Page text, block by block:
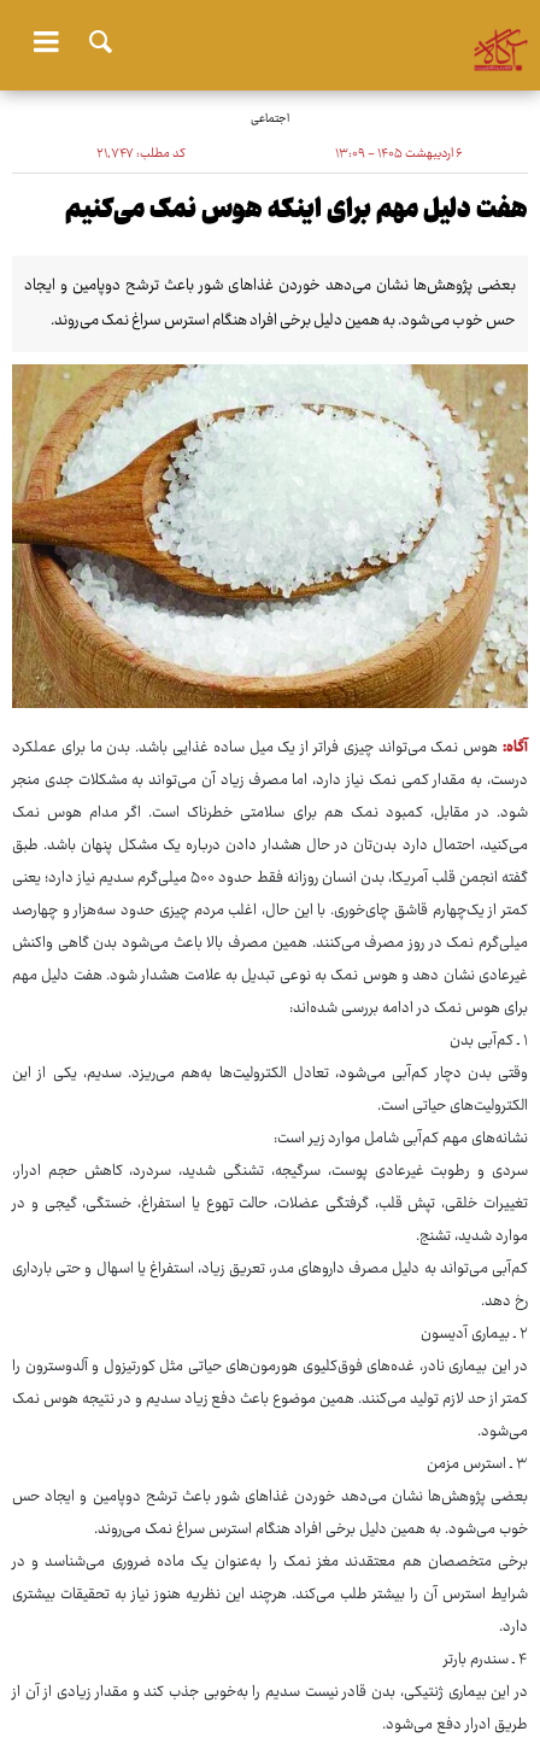
اجتماعی
۶ اردیبهشت ۱۴۰۵ - ۱۳:۰۹ کد مطلب:۲۱٬۷۴۷
هفت دلیل مهم برای اینکه هوس نمک می‌کنیم
بعضی پژوهش‌ها نشان می‌دهد خوردن غذاهای شور باعث ترشح دوپامین و ایجاد
حس خوب می‌شود. به همین دلیل برخی افراد هنگام استرس سراغ نمک می‌روند.
آگاه: هوس نمک می‌تواند چیزی فراتر از یک میل ساده غذایی باشد. بدن ما برای عملکرد
درست، به مقدار کمی نمک نیاز دارد، اما مصرف زیاد آن می‌تواند به مشکلات جدی منجر
شود. در مقابل، کمبود نمک هم برای سلامتی خطرناک است. اگر مدام هوس نمک
می‌کنید، احتمال دارد بدن‌تان در حال هشدار دادن درباره یک مشکل پنهان باشد. طبق
گفته انجمن قلب آمریکا، بدن انسان روزانه فقط حدود ۵۰۰ میلی‌گرم سدیم نیاز دارد؛ یعنی
کمتر از یک‌چهارم قاشق چای‌خوری. با این حال، اغلب مردم چیزی حدود سه‌هزار و چهارصد
میلی‌گرم نمک در روز مصرف می‌کنند. همین مصرف بالا باعث می‌شود بدن گاهی واکنش
غیرعادی نشان دهد و هوس نمک به نوعی تبدیل به علامت هشدار شود. هفت دلیل مهم
برای هوس نمک در ادامه بررسی شده‌اند:
۱ ـ کم‌آبی بدن
وقتی بدن دچار کم‌آبی می‌شود، تعادل الکترولیت‌ها به‌هم می‌ریزد. سدیم، یکی از این
الکترولیت‌های حیاتی است.
نشانه‌های مهم کم‌آبی شامل موارد زیر است:
سردی و رطوبت غیرعادی پوست، سرگیجه، تشنگی شدید، سردرد، کاهش حجم ادرار،
تغییرات خلقی، تپش قلب، گرفتگی عضلات، حالت تهوع یا استفراغ، خستگی، گیجی و در
موارد شدید، تشنج.
کم‌آبی می‌تواند به دلیل مصرف داروهای مدر، تعریق زیاد، استفراغ یا اسهال و حتی بارداری
رخ دهد.
۲ ـ بیماری آدیسون
در این بیماری نادر، غده‌های فوق‌کلیوی هورمون‌های حیاتی مثل کورتیزول و آلدوسترون را
کمتر از حد لازم تولید می‌کنند. همین موضوع باعث دفع زیاد سدیم و در نتیجه هوس نمک
می‌شود.
۳ ـ استرس مزمن
بعضی پژوهش‌ها نشان می‌دهد خوردن غذاهای شور باعث ترشح دوپامین و ایجاد حس
خوب می‌شود. به همین دلیل برخی افراد هنگام استرس سراغ نمک می‌روند.
برخی متخصصان هم معتقدند مغز نمک را به‌عنوان یک ماده ضروری می‌شناسد و در
شرایط استرس آن را بیشتر طلب می‌کند. هرچند این نظریه هنوز نیاز به تحقیقات بیشتری
دارد.
۴ ـ سندرم بارتر
در این بیماری ژنتیکی، بدن قادر نیست سدیم را به‌خوبی جذب کند و مقدار زیادی از آن از
طریق ادرار دفع می‌شود.